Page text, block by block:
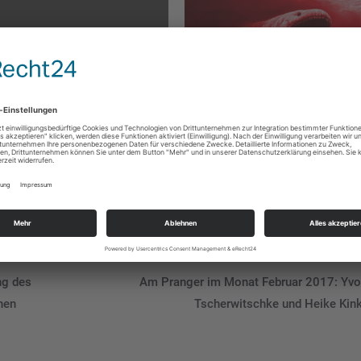
Gesellschaft | Die
| Frankfurter Schule
Am Pranger im Monat Oktober
des
Am Pranger im Monat Februar 2017:
Tscherwitschke und Heike